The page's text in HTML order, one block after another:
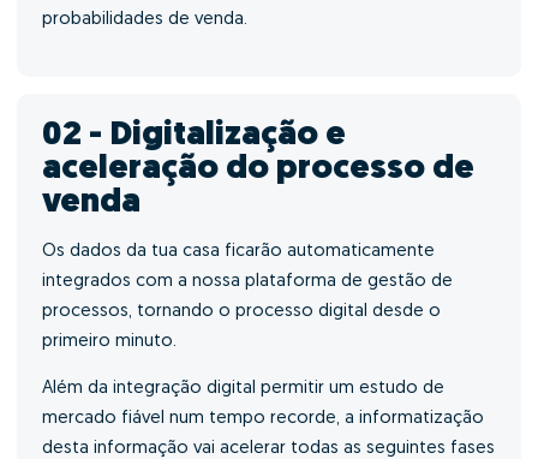
probabilidades de venda.
02 - Digitalização e
aceleração do processo de
venda
Os dados da tua casa ficarão automaticamente
integrados com a nossa plataforma de gestão de
processos, tornando o processo digital desde o
primeiro minuto.
Além da integração digital permitir um estudo de
mercado fiável num tempo recorde, a informatização
desta informação vai acelerar todas as seguintes fases